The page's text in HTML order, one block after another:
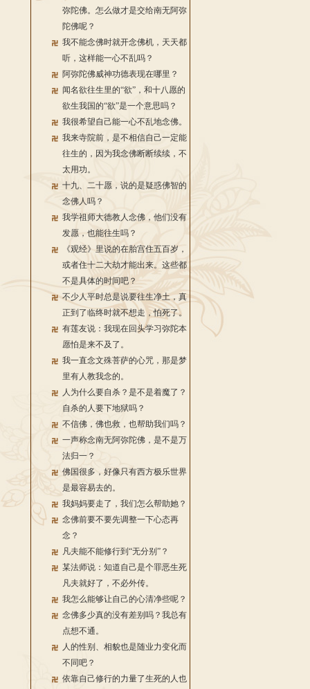
弥陀佛。怎么做才是交给南无阿弥
陀佛呢？
我不能念佛时就开念佛机，天天都
听，这样能一心不乱吗？
阿弥陀佛威神功德表现在哪里？
闻名欲往生里的“欲”，和十八愿的
欲生我国的“欲”是一个意思吗？
我很希望自己能一心不乱地念佛。
我来寺院前，是不相信自己一定能
往生的，因为我念佛断断续续，不
太用功。
十九、二十愿，说的是疑惑佛智的
念佛人吗？
我学祖师大德教人念佛，他们没有
发愿，也能往生吗？
《观经》里说的在胎宫住五百岁，
或者住十二大劫才能出来。这些都
不是具体的时间吧？
不少人平时总是说要往生净土，真
正到了临终时就不想走，怕死了。
有莲友说：我现在回头学习弥陀本
愿怕是来不及了。
我一直念文殊菩萨的心咒，那是梦
里有人教我念的。
人为什么要自杀？是不是着魔了？
自杀的人要下地狱吗？
不信佛，佛也救，也帮助我们吗？
一声称念南无阿弥陀佛，是不是万
法归一？
佛国很多，好像只有西方极乐世界
是最容易去的。
我妈妈要走了，我们怎么帮助她？
念佛前要不要先调整一下心态再
念？
凡夫能不能修行到“无分别”？
某法师说：知道自己是个罪恶生死
凡夫就好了，不必外传。
我怎么能够让自己的心清净些呢？
念佛多少真的没有差别吗？我总有
点想不通。
人的性别、相貌也是随业力变化而
不同吧？
依靠自己修行的力量了生死的人也